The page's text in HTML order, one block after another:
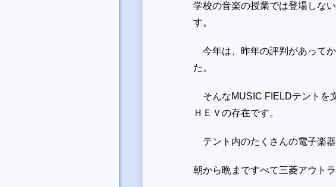
学校の音楽の授業では登場しな
す。
今年は、昨年の評判があって
た。
そんなMUSIC FIELDテントを
ＨＥＶの存在です。
テント内のたくさんの電子楽
朝から晩まですべて三菱アウト